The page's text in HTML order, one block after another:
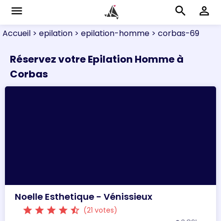
menu search perm_identity
Accueil > epilation > epilation-homme > corbas-69
Réservez votre Epilation Homme à
Corbas
Noelle Esthetique - Vénissieux
star star star star star_half (21 votes)